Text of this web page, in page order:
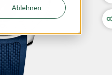
Ablehnen